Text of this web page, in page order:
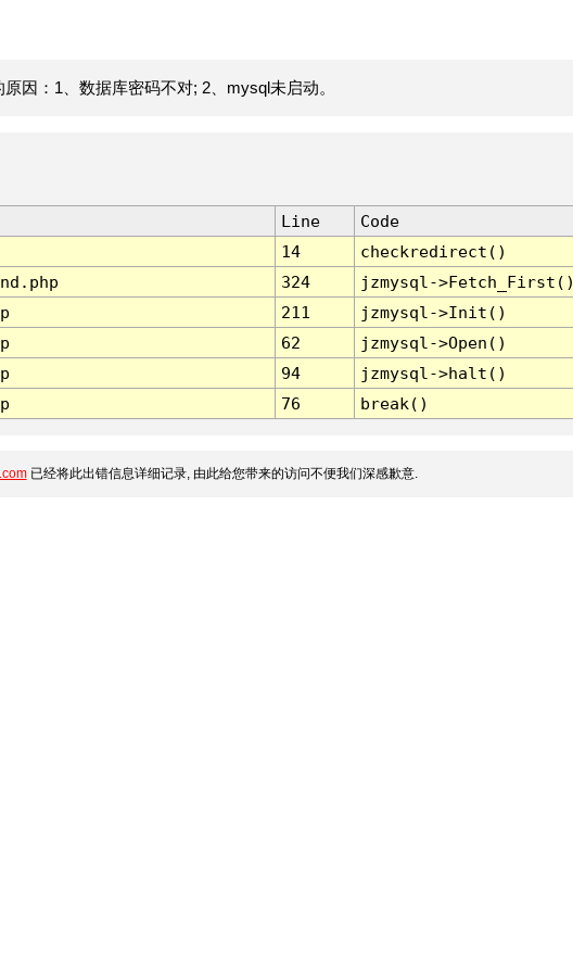
因：1、数据库密码不对; 2、mysql未启动。
Line
Code
14
checkredirect()
324
jzmysql-
211
jzmysql->Init()
62
jzmysql->Open()
94
jzmysql->halt()
76 break()
已经将此出错信息详细记录, 由此给您带来的访问不便我们深感歉意.